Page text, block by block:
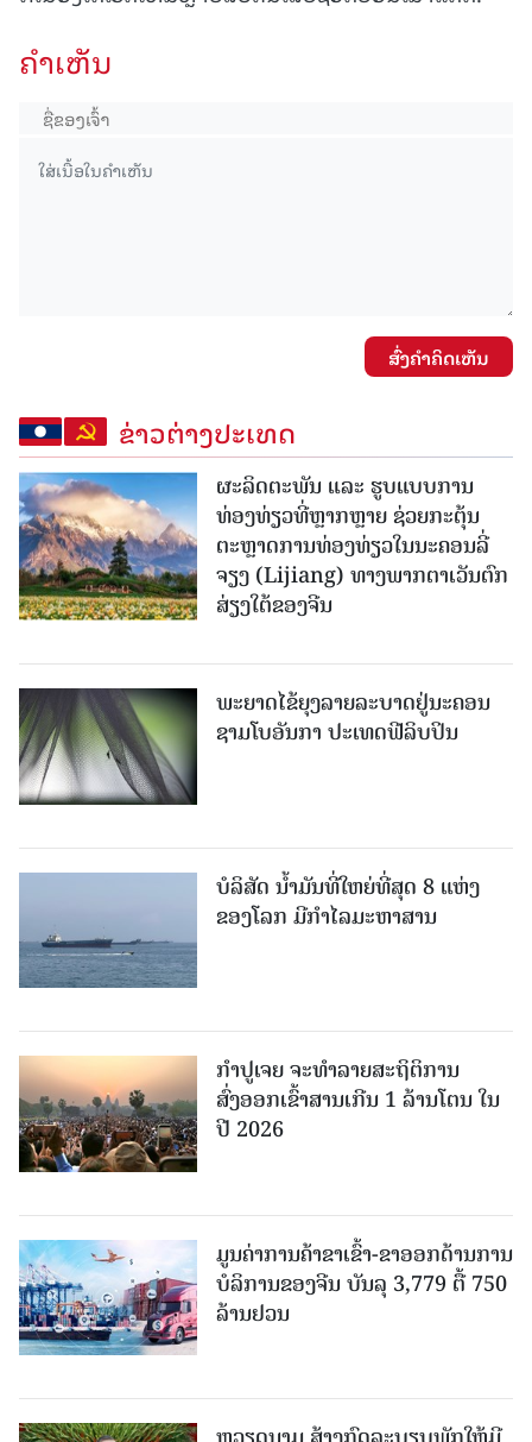
ຄໍາເຫັນ
ສົ່ງຄໍາຄິດເຫັນ
ຂ່າວຕ່າງປະເທດ
ຜະລິດຕະພັນ ແລະ ຮູບແບບການ
ທ່ອງທ່ຽວທີ່ຫຼາກຫຼາຍ ຊ່ວຍກະຕຸ້ນ
ຕະຫຼາດການທ່ອງທ່ຽວໃນນະຄອນລີ່
ຈຽງ (Lijiang) ທາງພາກຕາເວັນຕົກ
ສ່ຽງໃຕ້ຂອງຈີນ
ພະຍາດໄຂ້ຍຸງລາຍລະບາດຢູ່ນະຄອນ
ຊາມໂບ​ອັນກາ ປະເທດຟີລິບປິນ
ບໍລິສັດ ນ້ຳມັນທີ່ໃຫຍ່ທີ່ສຸດ 8 ແຫ່ງ
ຂອງໂລກ ມີກຳໄລມະຫາສານ
ກຳປູເຈຍ ຈະທຳລາຍສະຖິຕິການ
ສົ່ງອອກເຂົ້າສານເກີນ 1 ລ້ານໂຕນ ໃນ
ປີ 2026
ມູນຄ່າການຄ້າຂາເຂົ້າ-ຂາອອກດ້ານການ
ບໍລິການຂອງຈີນ ບັນລຸ 3,779 ຕື້ 750
ລ້ານຢວນ